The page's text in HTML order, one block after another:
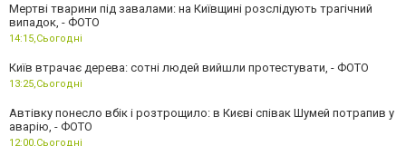
Мертві тварини під завалами: на Київщині розслідують трагічний
випадок, - ФОТО
14:15, Сьогодні
Київ втрачає дерева: сотні людей вийшли протестувати, - ФОТО
13:25, Сьогодні
Автівку понесло вбік і розтрощило: в Києві співак Шумей потрапив у
аварію, - ФОТО
12:00, Сьогодні